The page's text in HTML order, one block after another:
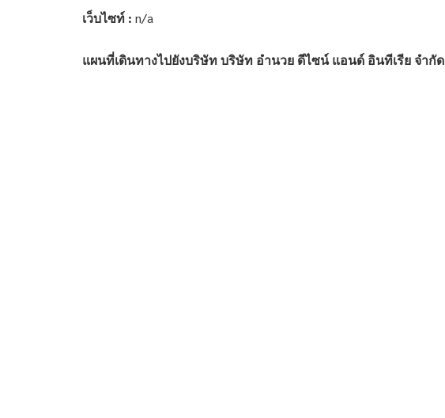
เว็บไซท์ : n/a
แผนที่เดินทางไปยังบริษัท บริษัท อำนวย ดีไซน์ แอนด์ อินทีเรีย จำกัด